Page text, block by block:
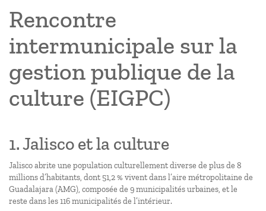
Rencontre
intermunicipale sur la
gestion publique de la
culture (EIGPC)
1. Jalisco et la culture
Jalisco abrite une population culturellement diverse de plus de 8
millions d’habitants, dont 51,2 % vivent dans l’aire métropolitaine de
Guadalajara (AMG), composée de 9 municipalités urbaines, et le
reste dans les 116 municipalités de l’intérieur.